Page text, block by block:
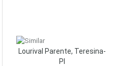
Lourival Parente, Teresina-
PI